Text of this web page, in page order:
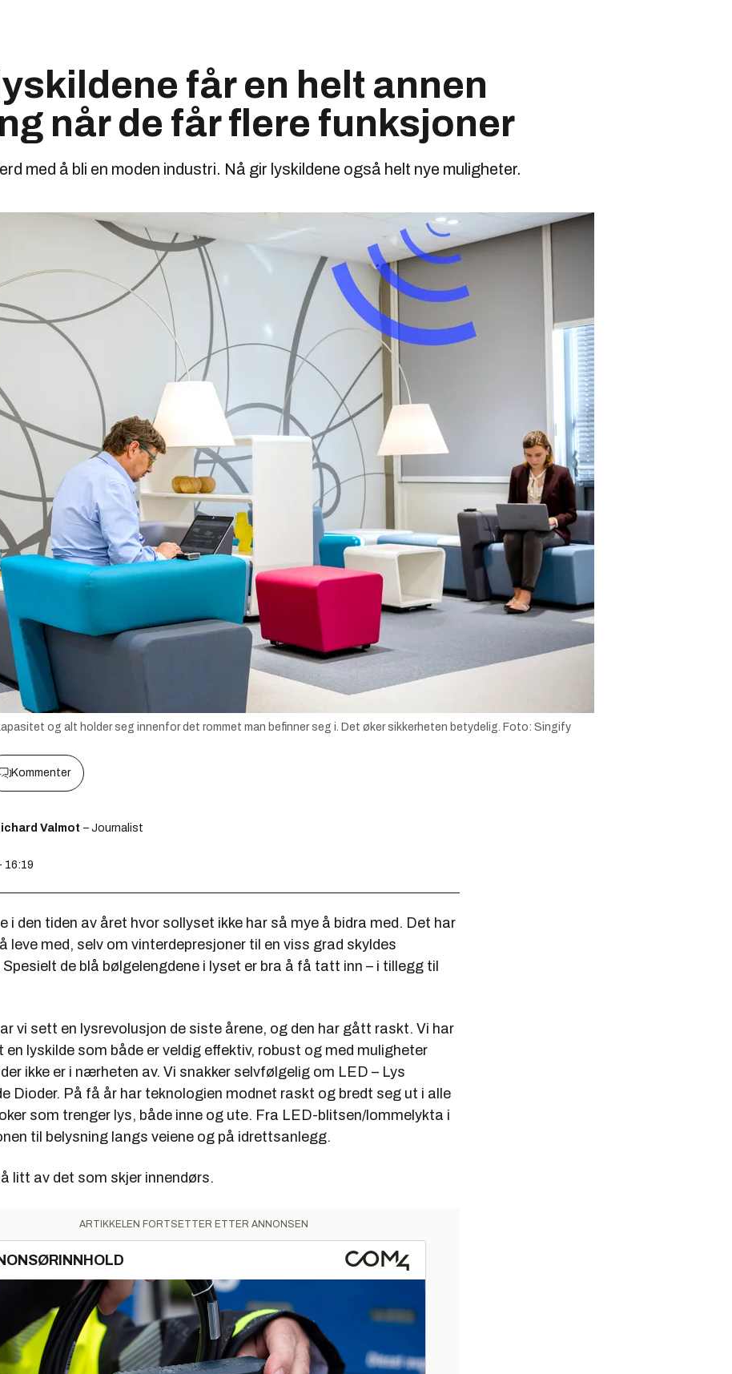
får en helt annen
når de får flere funksjoner
med å bli en moden industri. Nå gir lyskildene også helt nye muligheter.
og alt holder seg innenfor det rommet man befinner seg i. Det øker sikkerheten betydelig. Foto: Singify
Kommenter
Valmot – Journalist
16:19
i den tiden av året hvor sollyset ikke har så mye å bidra med. Det har
leve med, selv om vinterdepresjoner til en viss grad skyldes
Spesielt de blå bølgelengdene i lyset er bra å få tatt inn – i tillegg til
vi sett en lysrevolusjon de siste årene, og den har gått raskt. Vi har
en lyskilde som både er veldig effektiv, robust og med muligheter
ikke er i nærheten av. Vi snakker selvfølgelig om LED – Lys
Dioder. På få år har teknologien modnet raskt og bredt seg ut i alle
som trenger lys, både inne og ute. Fra LED-blitsen/lommelykta i
til belysning langs veiene og på idrettsanlegg.
litt av det som skjer innendørs.
ARTIKKELEN FORTSETTER ETTER ANNONSEN